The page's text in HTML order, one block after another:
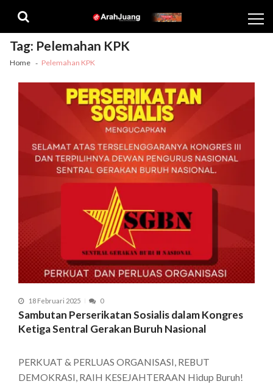
navigation
content
Tag: Pelemahan KPK
Home Pelemahan KPK
18 Februari 2025 0
Sambutan Perserikatan Sosialis dalam Kongres
Ketiga Sentral Gerakan Buruh Nasional
PERKUAT & PERLUAS ORGANISASI, REBUT
DEMOKRASI, RAIH KESEJAHTERAAN Hidup Buruh!